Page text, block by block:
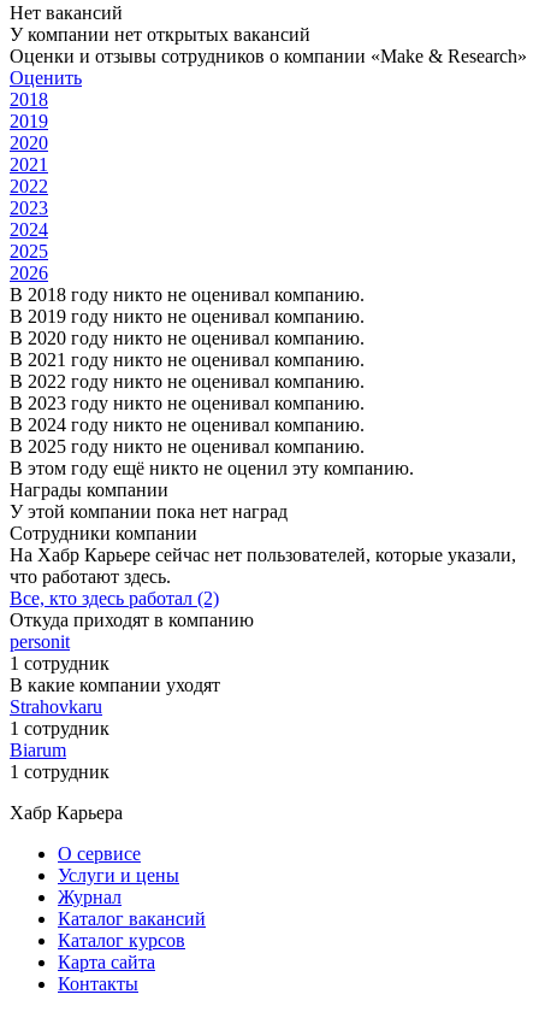
Нет вакансий
У компании нет открытых вакансий
Оценки и отзывы сотрудников о компании «Make & Research»
Оценить
2018
2019
2020
2021
2022
2023
2024
2025
2026
В 2018 году никто не оценивал компанию.
В 2019 году никто не оценивал компанию.
В 2020 году никто не оценивал компанию.
В 2021 году никто не оценивал компанию.
В 2022 году никто не оценивал компанию.
В 2023 году никто не оценивал компанию.
В 2024 году никто не оценивал компанию.
В 2025 году никто не оценивал компанию.
В этом году ещё никто не оценил эту компанию.
Награды компании
У этой компании пока нет наград
Сотрудники компании
На Хабр Карьере сейчас нет пользователей, которые указали,
что работают здесь.
Все, кто здесь работал (2)
Откуда приходят в компанию
personit
1 сотрудник
В какие компании уходят
Strahovkaru
1 сотрудник
Biarum
1 сотрудник
Хабр Карьера
О сервисе
Услуги и цены
Журнал
Каталог вакансий
Каталог курсов
Карта сайта
Контакты